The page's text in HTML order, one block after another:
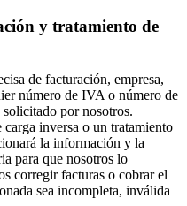
y tratamiento de
de facturación, empresa,
número de IVA o número de
por nosotros.
inversa o un tratamiento
la información y la
para que nosotros lo
corregir facturas o cobrar el
sea incompleta, inválida